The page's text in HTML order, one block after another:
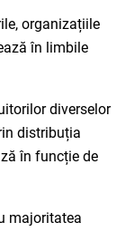
organizațiile
în limbile
diverselor
distribuția
în funcție de
majoritatea